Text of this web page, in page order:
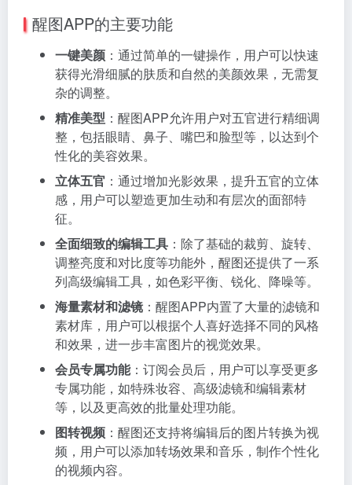
醒图APP的主要功能
一键美颜 ：通过简单的一键操作，用户可以快速
获得光滑细腻的肤质和自然的美颜效果，无需复
杂的调整。
精准美型 ：醒图APP允许用户对五官进行精细调
整，包括眼睛、鼻子、嘴巴和脸型等，以达到个
性化的美容效果。
立体五官 ：通过增加光影效果，提升五官的立体
感，用户可以塑造更加生动和有层次的面部特
征。
全面细致的编辑工具 ：除了基础的裁剪、旋转、
调整亮度和对比度等功能外，醒图还提供了一系
列高级编辑工具，如色彩平衡、锐化、降噪等。
海量素材和滤镜 ：醒图APP内置了大量的滤镜和
素材库，用户可以根据个人喜好选择不同的风格
和效果，进一步丰富图片的视觉效果。
会员专属功能：订阅会员后，用户可以享受更多
专属功能，如特殊妆容、高级滤镜和编辑素材
等，以及更高效的批量处理功能。
图转视频 ：醒图还支持将编辑后的图片转换为视
频，用户可以添加转场效果和音乐，制作个性化
的视频内容。